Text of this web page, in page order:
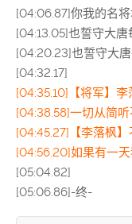
[04:06.87]你我的名
[04:13.05]也誓守大唐
[04:20.23]也誓守大
[04:32.17]
[04:35.10]【将军】李
[04:38.58]一切从简
[04:45.27]【李落枫】
[04:56.20]如果有一
[05:04.82]
[05:06.86]-终-